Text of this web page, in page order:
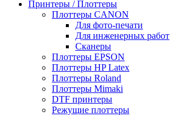
Принтеры / Плоттеры
Плоттеры CANON
Для фото-печати
Для инженерных работ
Сканеры
Плоттеры EPSON
Плоттеры HP Latex
Плоттеры Roland
Плоттеры Mimaki
DTF принтеры
Режущие плоттеры